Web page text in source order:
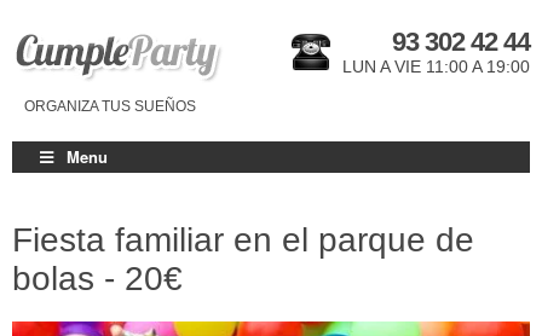
ORGANIZA TUS SUEÑOS
93 302 42 44
LUN A VIE 11:00 A 19:00
Menu
Fiesta familiar en el parque de
bolas - 20€